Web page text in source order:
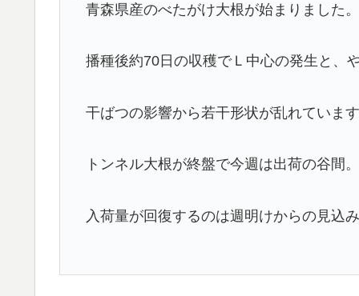
青森県産のべたがけ大根が始まりました
播種後約70日の収穫でＬ中心の発生と、
干ばつの影響から若干形状が乱れていま
トンネル大根が終盤で今週は出荷の谷間
入荷量が回復するのは週明けからの見込